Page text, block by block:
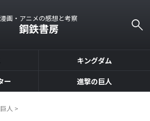
漫画・アニメの感想と考察
鋼鉄書房
キングダム
ー
進撃の巨人
人 >